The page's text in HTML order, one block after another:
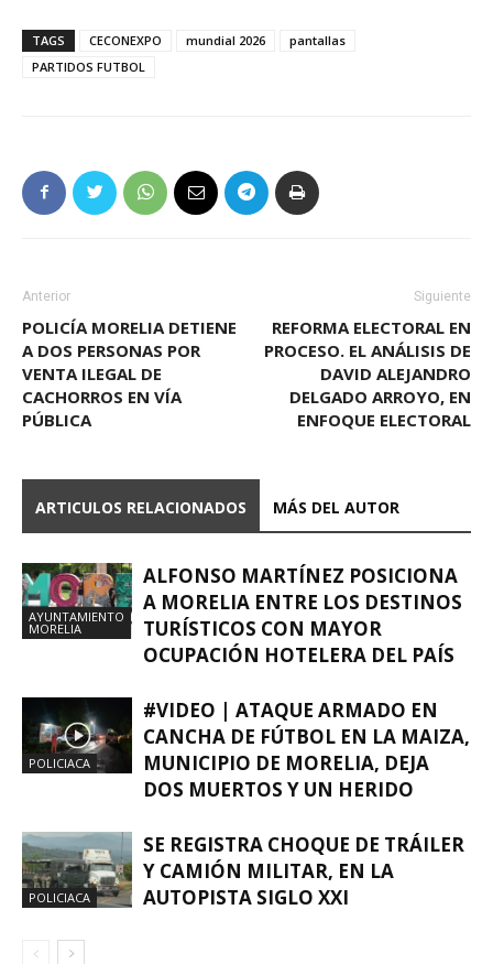
TAGS CECONEXPO mundial 2026
pantallas
PARTIDOS FUTBOL
Anterior
POLICÍA MORELIA DETIENE
A DOS PERSONAS POR
VENTA ILEGAL DE
CACHORROS EN VÍA
PÚBLICA
Siguiente
REFORMA ELECTORAL EN
PROCESO. EL ANÁLISIS DE
DAVID ALEJANDRO
DELGADO ARROYO, EN
ENFOQUE ELECTORAL
ARTICULOS RELACIONADOS MÁS DEL AUTOR
AYUNTAMIENTO
MORELIA
ALFONSO MARTÍNEZ POSICIONA
A MORELIA ENTRE LOS DESTINOS
TURÍSTICOS CON MAYOR
OCUPACIÓN HOTELERA DEL PAÍS
POLICIACA
#VIDEO | ATAQUE ARMADO EN
CANCHA DE FÚTBOL EN LA MAIZA,
MUNICIPIO DE MORELIA, DEJA
DOS MUERTOS Y UN HERIDO
POLICIACA
SE REGISTRA CHOQUE DE TRÁILER
Y CAMIÓN MILITAR, EN LA
AUTOPISTA SIGLO XXI